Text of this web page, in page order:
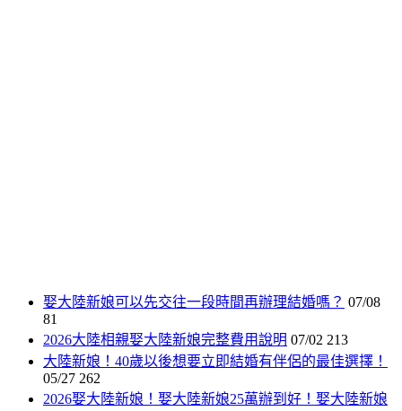
娶大陸新娘可以先交往一段時間再辦理結婚嗎？ 07/08
81
2026大陸相親娶大陸新娘完整費用說明 07/02 213
大陸新娘！40歲以後想要立即結婚有伴侶的最佳選擇！
05/27 262
2026娶大陸新娘！娶大陸新娘25萬辦到好！娶大陸新娘